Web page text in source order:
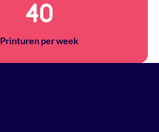
40
Printuren per week